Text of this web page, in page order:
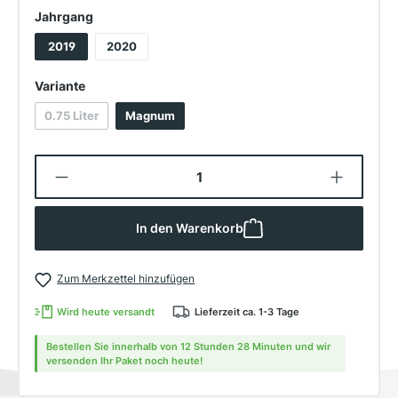
Jahrgang
2019 2020
Varianteauswählen
0.75 Liter(Diese Option ist zurzeit nicht verfügbar.)
Magnum
Produkt Anzahl: Gib den
In den Warenkorb
Zum Merkzettel hinzufügen
Wird heute versandt Lieferzeit ca. 1-3 Tage
Bestellen Sie innerhalb von 12 Stunden 28 Minuten und wir
versenden Ihr Paket noch heute!